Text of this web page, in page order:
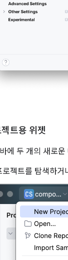
트용 위젯
에 두 개의 새로
로젝트를 탐색하거